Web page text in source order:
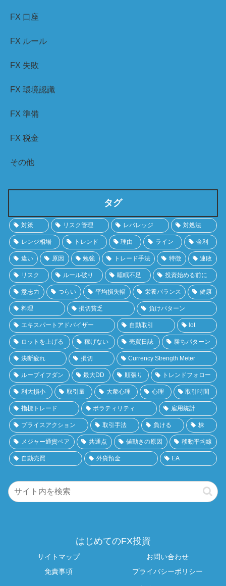
FX 口座
FX ルール
FX 失敗
FX 環境認識
FX 準備
FX 税金
その他
タグ
対策 リスク管理 レバレッジ 対処法
レンジ相場 トレンド 理由 ライン 金利
違い 原因 勉強 トレード手法 特徴 連敗
リスク ルール破り 睡眠不足 投資始める前に
意志力 つらい 平均損失幅 栄養バランス 健康
料理 損切貧乏 負けパターン
エキスパートアドバイザー 自動取引 lot
ロットを上げる 稼げない 売買日誌 勝ちパターン
決断疲れ 損切 Currency Strength Meter
ループイフダン 最大DD 順張り トレンドフォロー
利大損小 取引量 大衆心理 心理 取引時間
指標トレード ボラティリティ 雇用統計
プライスアクション 取引手法 負ける 株
メジャー通貨ペア 共通点 値動きの原因 移動平均線
自動売買 外貨預金 EA
はじめてのFX投資
サイトマップ
お問い合わせ
免責事項
プライバシーポリシー